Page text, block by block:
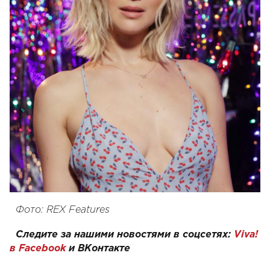
Фото: REX Features
Следите за нашими новостями в соцсетях: Viva!
в Facebookи ВКонтакте